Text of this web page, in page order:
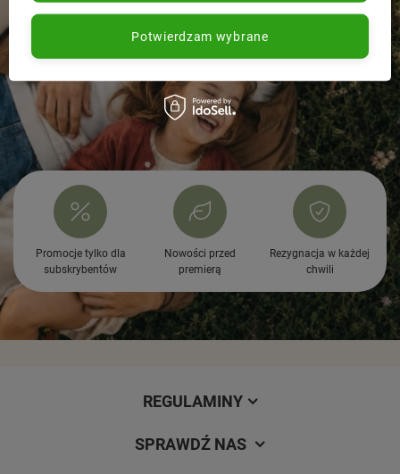
Promocje tylko dla
subskrybentów
Nowości przed
premierą
Rezygnacja w każdej
chwili
REGULAMINY
SPRAWDŹ NAS
Potwierdzam wybrane